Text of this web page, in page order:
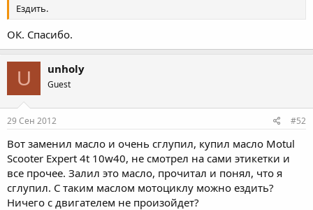
Ездить.
ОК. Спасибо.
U unholy
Guest
29 Сен 2012 #52
Вот заменил масло и очень сглупил, купил масло Motul
Scooter Expert 4t 10w40, не смотрел на сами этикетки и
все прочее. Залил это масло, прочитал и понял, что я
сглупил. С таким маслом мотоциклу можно ездить?
Ничего с двигателем не произойдет?